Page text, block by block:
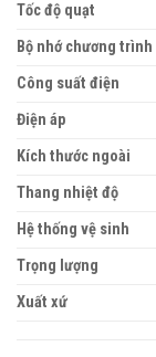
Tốc độ quạt
Bộ nhớ chương trình
Công suất điện
Điện áp
Kích thước ngoài
Thang nhiệt độ
Hệ thống vệ sinh
Trọng lượng
Xuất xứ